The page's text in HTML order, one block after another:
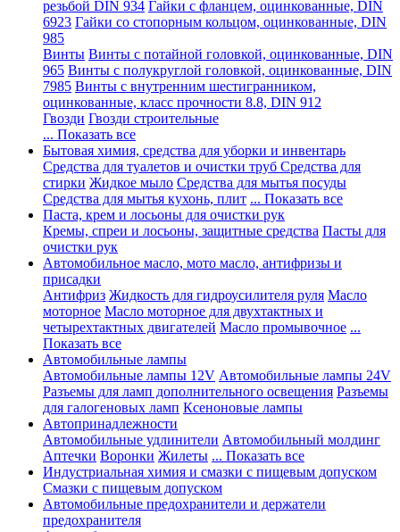
резьбой DIN 934 Гайки с фланцем, оцинкованные, DIN
6923 Гайки со стопорным кольцом, оцинкованные, DIN
985
Винты Винты с потайной головкой, оцинкованные, DIN
965 Винты с полукруглой головкой, оцинкованные, DIN
7985 Винты с внутренним шестигранником,
оцинкованные, класс прочности 8.8, DIN 912
Гвозди Гвозди строительные
... Показать все
Бытовая химия, средства для уборки и инвентарь
Средства для туалетов и очистки труб Средства для
стирки Жидкое мыло Средства для мытья посуды
Средства для мытья кухонь, плит ... Показать все
Паста, крем и лосьоны для очистки рук
Кремы, спреи и лосьоны, защитные средства Пасты для
очистки рук
Автомобильное масло, мото масло, антифризы и
присадки
Антифриз Жидкость для гидроусилителя руля Масло
моторное Масло моторное для двухтактных и
четырехтактных двигателей Масло промывочное ...
Показать все
Автомобильные лампы
Автомобильные лампы 12V Автомобильные лампы 24V
Разъемы для ламп дополнительного освещения Разъемы
для галогеновых ламп Ксеноновые лампы
Автопринадлежности
Автомобильные удлинители Автомобильный молдинг
Аптечки Воронки Жилеты ... Показать все
Индустриальная химия и смазки с пищевым допуском
Смазки с пищевым допуском
Автомобильные предохранители и держатели
предохранителя